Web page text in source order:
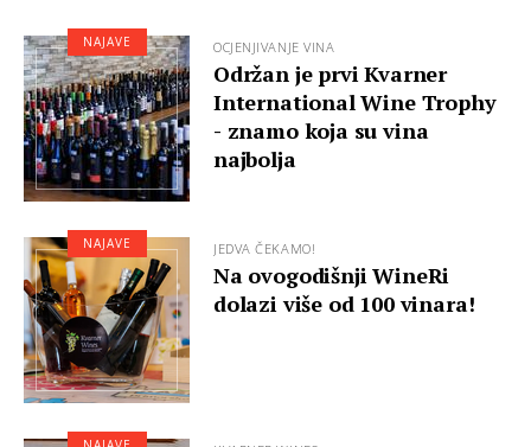
OCJENJIVANJE VINA
Održan je prvi Kvarner
International Wine Trophy
- znamo koja su vina
najbolja
NAJAVE
JEDVA ČEKAMO!
Na ovogodišnji WineRi
dolazi više od 100 vinara!
NAJAVE